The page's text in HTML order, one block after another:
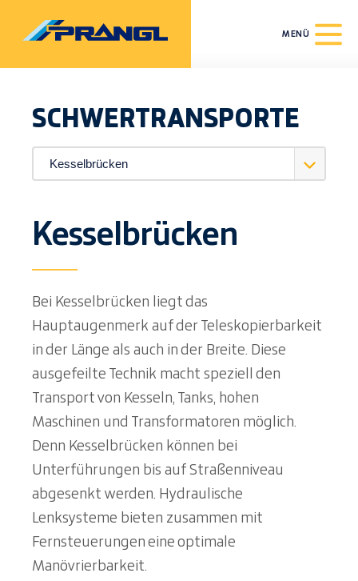
MENÜ
SCHWERT­RANSPORTE
Kesselbrücken
Bei Kesselbrücken liegt das
Hauptaugenmerk auf der Teleskopierbarkeit
in der Länge als auch in der Breite. Diese
ausgefeilte Technik macht speziell den
Transport von Kesseln, Tanks, hohen
Maschinen und Transformatoren möglich.
Denn Kesselbrücken können bei
Unterführungen bis auf Straßenniveau
abgesenkt werden. Hydraulische
Lenksysteme bieten zusammen mit
Fernsteuerungen eine optimale
Manövrierbarkeit.